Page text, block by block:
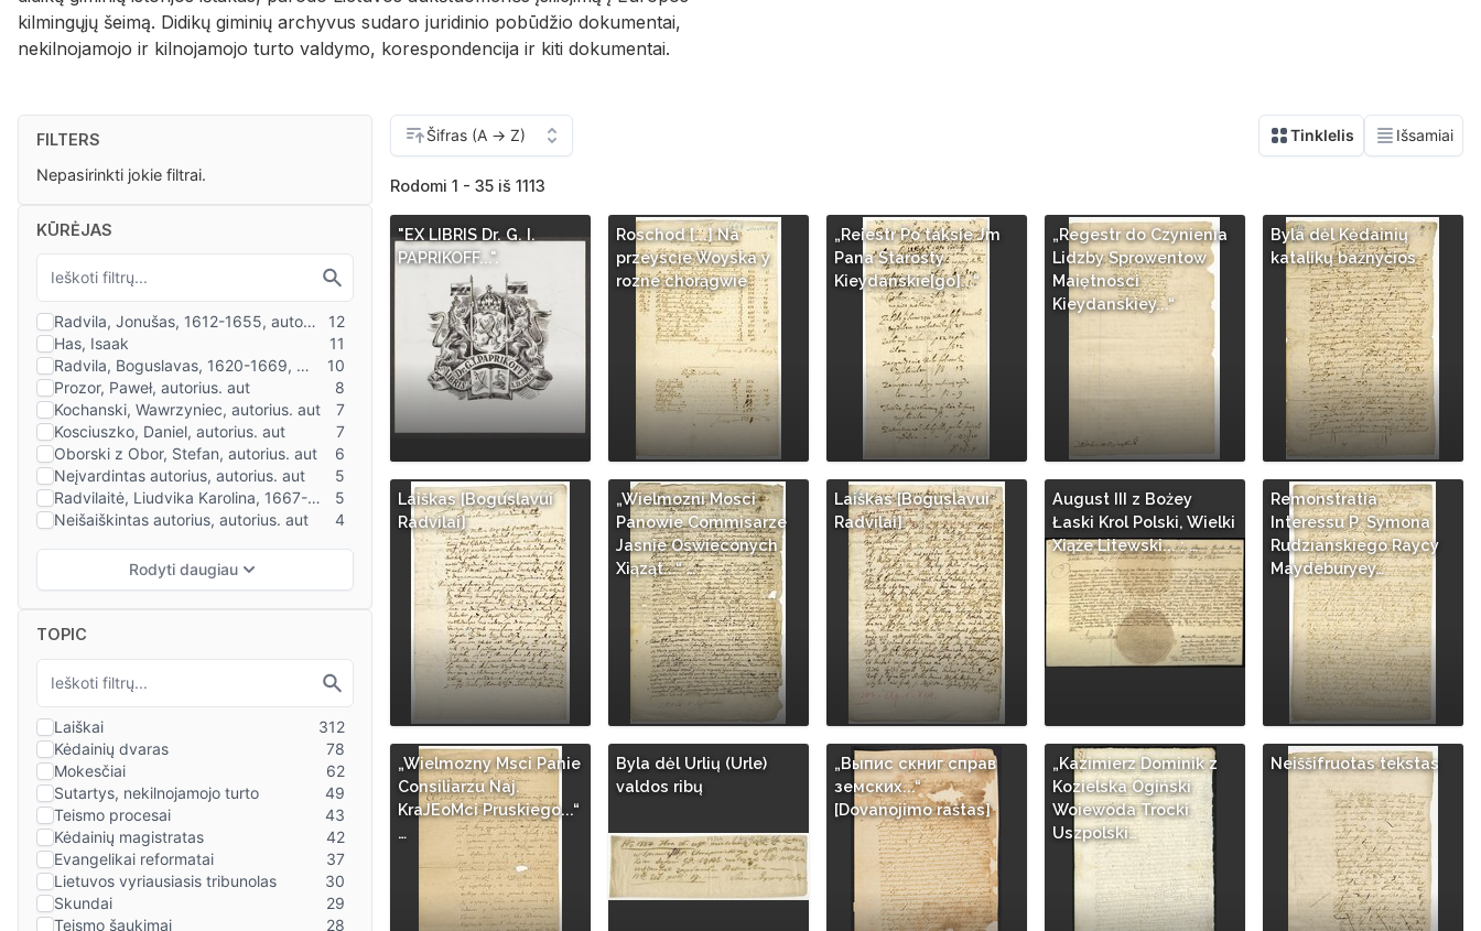
kilmingųjų šeimą. Didikų giminių archyvus sudaro juridinio pobūdžio dokumentai,
nekilnojamojo ir kilnojamojo turto valdymo, korespondencija ir kiti dokumentai.
FILTERS
Nepasirinkti jokie filtrai.
KŪRĖJAS
TOPIC
Rodomi 1 - 35 iš 1113
"EX LIBRIS Dr. G. I.
PAPRIKOFF...".
Roschod [...] Na
przeyscie Woyska y
rozne chorągwie
„Reiestr Po taksie Jm
Pana Starosty
Kieydanskie[go]...“
„Regestr do Czynienia
Lidzby Sprowentow
Maiętnosci
Kieydanskiey...“
Byla dėl Kėdainių
katalikų bažnyčios
Laiškas [Boguslavui
Radvilai]
„Wielmozni Mosci
Panowie Commisarze
Jasnie Oswieconych
Xiąząt...“ …
Laiškas [Boguslavui
Radvilai]
August III z Bożey
Łaski Krol Polski, Wielki
Xiąże Litewski... : …
Remonstratia
Interessu P. Symona
Rudzianskiego Raycy
Maydeburyey…
„Wielmozny Msci Panie
Consiliarzu Naj.
KraJEoMci Pruskiego...“
…
Byla dėl Urlių (Urle)
valdos ribų
„Выпис скниг справ
земских...“
[Dovanojimo raštas]
„Kazimierz Dominik z
Kozielska Ogiński
Woiewoda Trocki
Uszpolski…
Neiššifruotas tekstas